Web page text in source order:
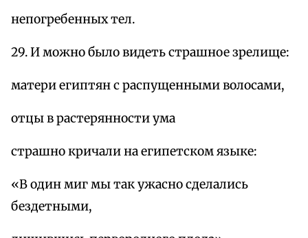
непогребенных тел.
29. И можно было видеть страшное зрелище:
матери египтян с распущенными волосами,
отцы в растерянности ума
страшно кричали на египетском языке:
«В один миг мы так ужасно сделались
бездетными,